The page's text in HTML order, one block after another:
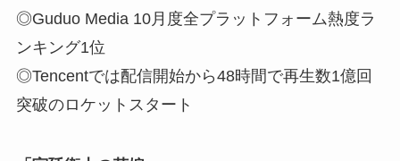
◎Guduo Media 10月度全プラットフォーム熱度ラ
ンキング1位
◎Tencentでは配信開始から48時間で再生数1億回
突破のロケットスタート